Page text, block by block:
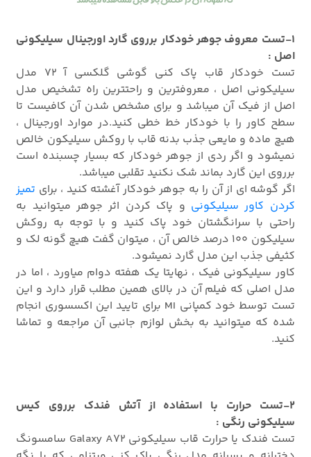
1-تست معروف جوهر خودکار برروی گارد اورجینال سیلیکونی
اصل :
تست خودکار قاب پاک کنی گوشی گلکسی آ 72 مدل
سیلیکونی اصل ، معروفترین و راحتترین راه تشخیص مدل
اصل از فیک آن میباشد و برای مشخص شدن آن کافیست تا
سطح کاور را با خودکار خط خطی کنید.در موارد اورجینال ،
هیچ ماده و مایعی جذب بدنه قاب با روکش سیلیکون خالص
نمیشود و اگر ردی از جوهر خودکار که بسیار چسبنده است
برروی این گارد بماند شک نکنید تقلبی میباشد.
اگر گوشه ای از آن را به جوهر خودکار آغشته کنید ، برای تمیز
کردن کاور سیلیکونی و پاک کردن اثر جوهر میتوانید به
راحتی با سرانگشتان خود پاک کنید و با توجه به روکش
سیلیکون 100 درصد خالص آن ، میتوان گفت هیچ گونه لک و
کثیفی جذب این مدل گارد نمیشود.
کاور سیلیکونی فیک ، نهایتا یک هفته دوام میاورد ، اما در
مدل اصلی که فیلم آن در بالای همین مطلب قرار دارد و این
تست توسط خود کمپانی MI برای تایید این اکسسوری انجام
شده که میتوانید به بخش لوازم جانبی آن مراجعه و تماشا
کنید.
2-تست حرارت با استفاده از آتش فندک برروی کیس
سیلیکونی رنگی :
تست فندک یا حرارت قاب سیلیکونی Galaxy A72 سامسونگ